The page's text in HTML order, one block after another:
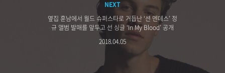
NEXT
옆집 훈남에서 월드 슈퍼스타로 거듭난 ‘션 멘데스’ 정
규 앨범 발매를 앞두고 선 싱글 ‘In My Blood’ 공개
2018.04.05